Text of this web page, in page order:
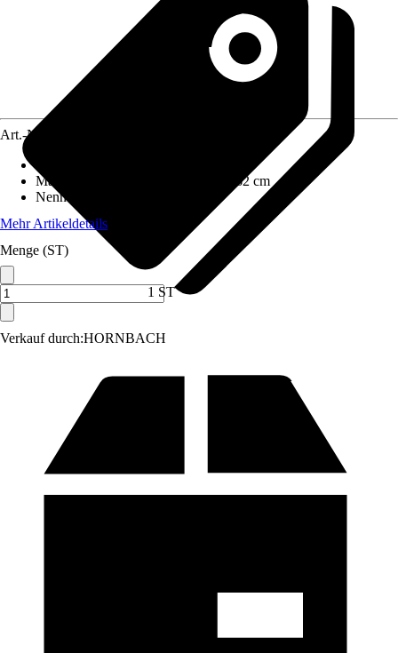
Verkauf durch:HORNBACH
Art.-Nr.
Maße (BxHxT)
76 cm x 178 cm x 62 cm
Nennwärmeleistung
Mehr Artikeldetails
Menge (ST)
1 ST